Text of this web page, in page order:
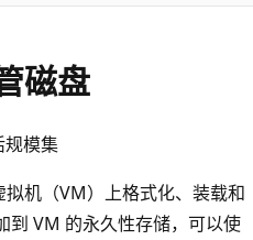
磁盘
模集
机（VM）上格式化、装载和
到 VM 的永久性存储，可以使